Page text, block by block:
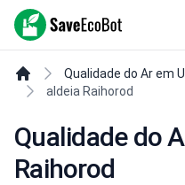
SaveEcoBot
Qualidade do Ar em
aldeia Raihorod
Qualidade do
Raihorod